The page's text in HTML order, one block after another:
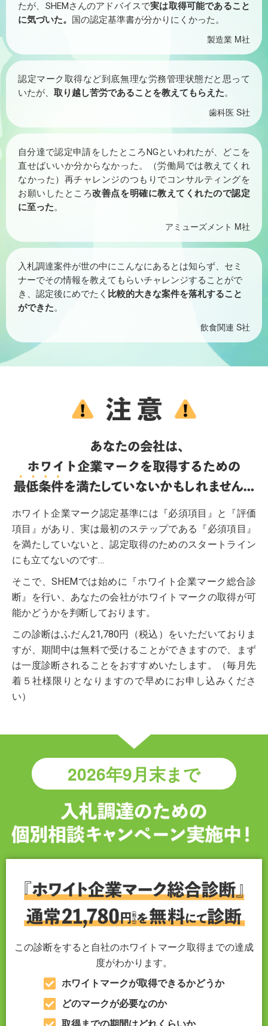
たが、SHEMさんのアドバイスで実は取得可能であること
に気づいた。
国の認定基準書が分かりにくかった。
製造業 M社
認定マーク取得など到底無理な労務管理状態だと思って
いたが、 取り越し苦労であることを教えてもらえた。
歯科医 S社
自分達で認定申請をしたところNGといわれたが、どこを
直せばいいか分からなかった。（労働局では教えてくれ
なかった）再チャレンジのつもりでコンサルティングを
お願いしたところ改善点を明確に教えてくれたので認定
に至った。
アミューズメント M社
入札調達案件が世の中にこんなにあるとは知らず、セミ
ナーでその情報を教えてもらいチャレンジすることがで
き、認定後にめでたく 比較的大きな案件を落札すること
ができた。
飲食関連 S社
ホワイト企業マーク認定基準には『必須項目』と『評価
項目』があり、実は最初のステップである『必須項目』
を満たしていないと、認定取得のためのスタートライン
にも立てないのです…
そこで、SHEMでは始めに『ホワイト企業マーク総合診
断』を行い、あなたの会社がホワイトマークの取得が可
能かどうかを判断しております。
この診断はふだん21,780円（税込）をいただいておりま
すが、期間中は無料で受けることができますので、まず
は一度診断されることをおすすめいたします。（毎月先
着５社様限りとなりますので早めにお申し込みくださ
い）
2026年9月末まで
この診断をすると自社のホワイトマーク取得までの達成
度がわかります。
ホワイトマークが取得できるかどうか
どのマークが必要なのか